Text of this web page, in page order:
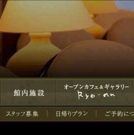
館内施設
オープンカフェ＆ギャラリ
ー Ryo-an